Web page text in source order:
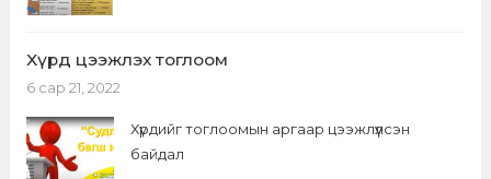
Хүрд цээжлэх тоглоом
6 сар 21, 2022
Хүрдийг тоглоомын аргаар цээжлүүлсэн
байдал